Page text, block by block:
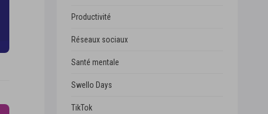
Productivité
Réseaux sociaux
Santé mentale
Swello Days
TikTok